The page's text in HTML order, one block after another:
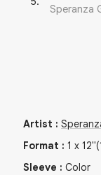
Speranza
Artist :
Format : 1 x 12"
Sleeve : Color